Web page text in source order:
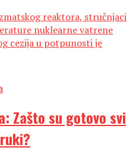
reaktora, stručnjaci
nuklearne vatrene
cezija u potpunosti je
Zašto su gotovo svi